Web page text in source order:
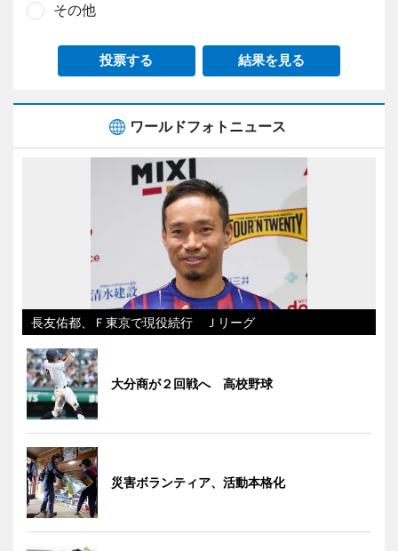
その他
投票する 結果を見る
ワールドフォトニュース
長友佑都、Ｆ東京で現役続行 Ｊリーグ
大分商が２回戦へ 高校野球
災害ボランティア、活動本格化